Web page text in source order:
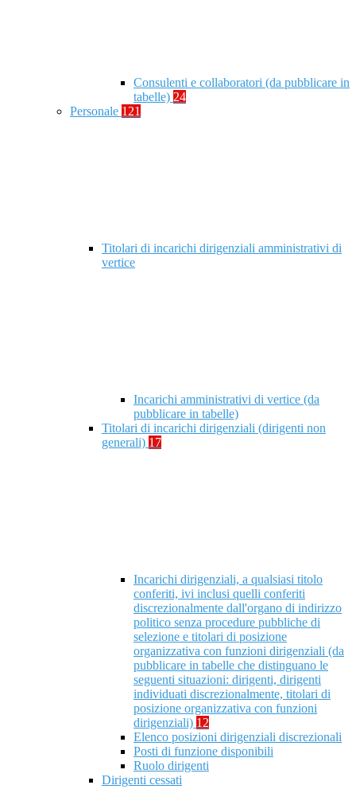
Consulenti e collaboratori (da pubblicare in
tabelle) 24
Personale 121
Titolari di incarichi dirigenziali amministrativi di
vertice
Incarichi amministrativi di vertice (da
pubblicare in tabelle)
Titolari di incarichi dirigenziali (dirigenti non
generali) 17
Incarichi dirigenziali, a qualsiasi titolo
conferiti, ivi inclusi quelli conferiti
discrezionalmente dall'organo di indirizzo
politico senza procedure pubbliche di
selezione e titolari di posizione
organizzativa con funzioni dirigenziali (da
pubblicare in tabelle che distinguano le
seguenti situazioni: dirigenti, dirigenti
individuati discrezionalmente, titolari di
posizione organizzativa con funzioni
dirigenziali) 12
Elenco posizioni dirigenziali discrezionali
Posti di funzione disponibili
Ruolo dirigenti
Dirigenti cessati